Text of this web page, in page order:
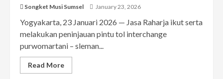
Songket Musi Sumsel January 23, 2026
Yogyakarta, 23 Januari 2026 — Jasa Raharja ikut serta
melakukan peninjauan pintu tol interchange
purwomartani – sleman...
Read More